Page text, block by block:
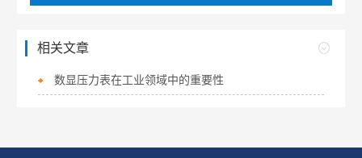
相关文章
数显压力表在工业领域中的重要性